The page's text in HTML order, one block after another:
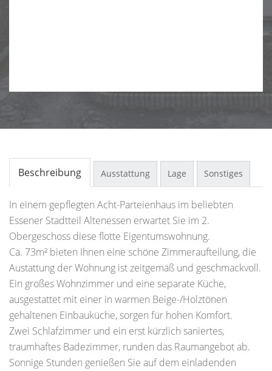
Beschreibung Ausstattung Lage Sonstiges
In einem gepflegten Acht-Parteienhaus im beliebten
Essener Stadtteil Altenessen erwartet Sie im 2.
Obergeschoss diese flotte Eigentumswohnung.
Ca. 73m² bieten Ihnen eine schöne Zimmeraufteilung, die
Austattung der Wohnung ist zeitgemäß und geschmackvoll.
Ein großes Wohnzimmer und eine separate Küche,
ausgestattet mit einer in warmen Beige-/Holztönen
gehaltenen Einbauküche, sorgen für hohen Komfort.
Zwei Schlafzimmer und ein erst kürzlich saniertes,
traumhaftes Badezimmer, runden das Raumangebot ab.
Sonnige Stunden genießen Sie auf dem einladenden